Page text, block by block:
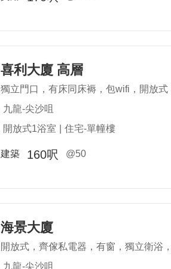
喜利大廈 高層
獨立門口，有床同床褥，包wifi，開放式
九龍-尖沙咀
開放式1浴室
住宅-單幢樓
建築 160呎 @50
海景大廈
開放式，齊傢私電器，有窗，獨立衛浴
九龍-尖沙咀